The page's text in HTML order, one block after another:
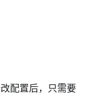
配置后，只需要